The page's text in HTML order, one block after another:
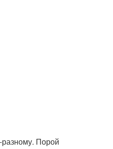
разному. Порой